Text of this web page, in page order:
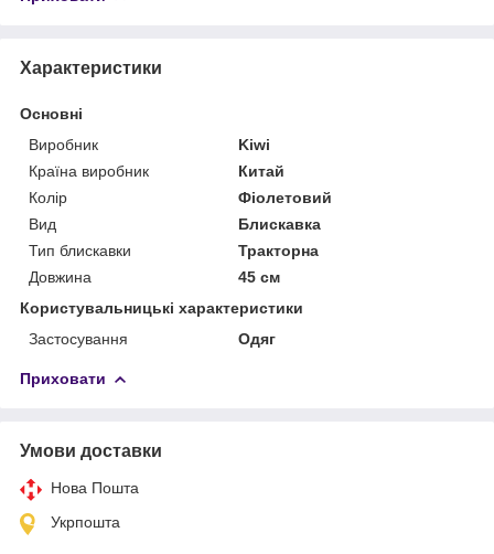
Характеристики
Основні
Виробник
Kiwi
Країна виробник
Китай
Колір
Фіолетовий
Вид
Блискавка
Тип блискавки
Тракторна
Довжина
45 см
Користувальницькі характеристики
Застосування
Одяг
Приховати
Умови доставки
Нова Пошта
Укрпошта